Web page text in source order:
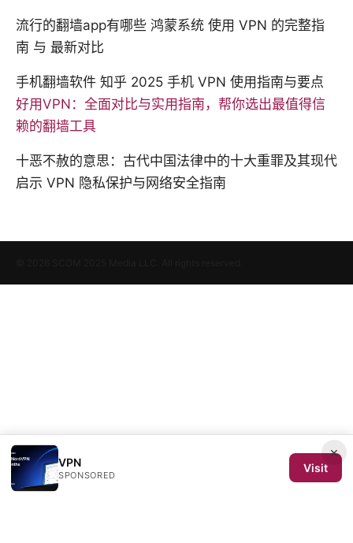
流行的翻墙app有哪些 鸿蒙系统 使用 VPN 的完整指
南 与 最新对比
手机翻墙软件 知乎 2025 手机 VPN 使用指南与要点
好用VPN：全面对比与实用指南，帮你选出最值得信
赖的翻墙工具
十恶不赦的意思：古代中国法律中的十大重罪及其现代
启示 VPN 隐私保护与网络安全指南
×
VPN
SPONSORED
Visit